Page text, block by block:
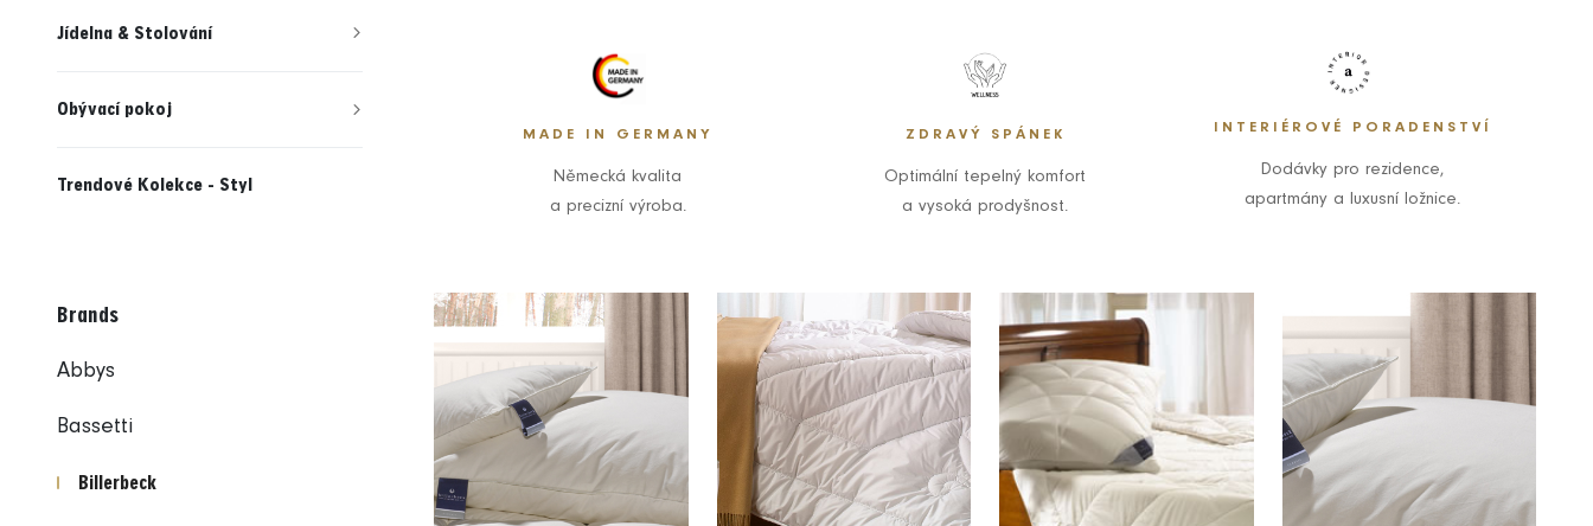
MADE IN GERMANY
Německá kvalita
a precizní výroba.
ZDRAVÝ SPÁNEK
Optimální tepelný komfort
a vysoká prodyšnost.
INTERIÉROVÉ PORADENSTVÍ
Dodávky pro rezidence,
apartmány a luxusní ložnice.
Jídelna & Stolování
Obývací pokoj
Trendové Kolekce - Styl
Brands
Abbys
Bassetti
Billerbeck